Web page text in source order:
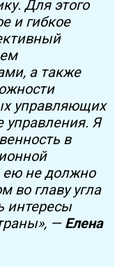
Для этого
и гибкое
а также
управляющих
управления. Я
в
ею не должно
во главу угла
интересы
— Елена